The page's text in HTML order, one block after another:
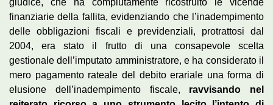
finanziarie della fallita, evidenziando che l’inadempimento
delle obbligazioni fiscali e previdenziali, protrattosi dal
2004, era stato il frutto di una consapevole scelta
gestionale dell’imputato amministratore, e ha considerato il
mero pagamento rateale del debito erariale una forma di
elusione dell’inadempimento fiscale, ravvisando nel